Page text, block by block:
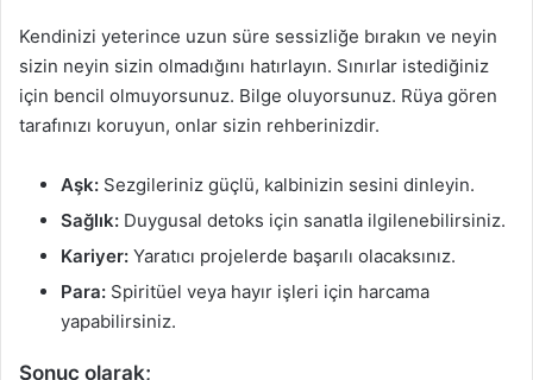
Kendinizi yeterince uzun süre sessizliğe bırakın ve neyin
sizin neyin sizin olmadığını hatırlayın. Sınırlar istediğiniz
için bencil olmuyorsunuz. Bilge oluyorsunuz. Rüya gören
tarafınızı koruyun, onlar sizin rehberinizdir.
Aşk: Sezgileriniz güçlü, kalbinizin sesini dinleyin.
Sağlık: Duygusal detoks için sanatla ilgilenebilirsiniz.
Kariyer: Yaratıcı projelerde başarılı olacaksınız.
Para: Spiritüel veya hayır işleri için harcama
yapabilirsiniz.
Sonuç olarak;